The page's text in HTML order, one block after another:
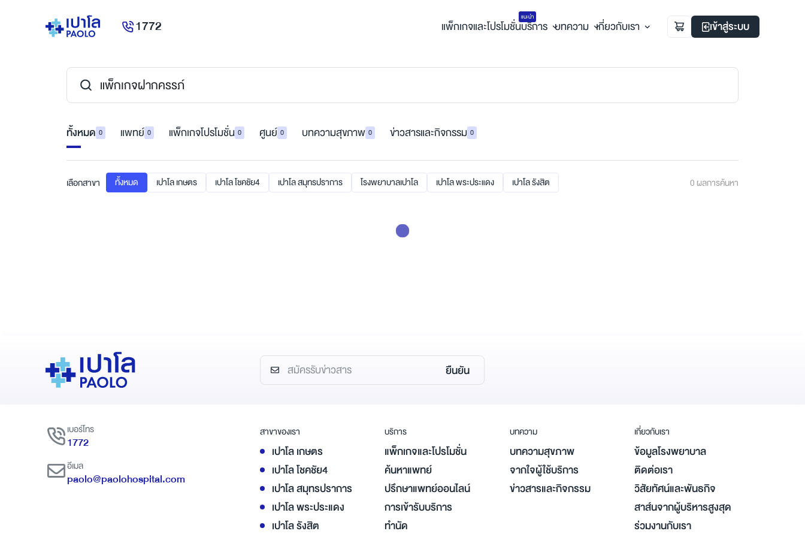
1772 แพ็กเกจและโปรโมชั่น
แนะนำ
บริการ บทความ เกี่ยวกับเรา เข้าสู่ระบบ
ทั้งหมด 0 แพทย์ 0 แพ็กเกจโปรโมชั่น 0 ศูนย์ 0 บทความสุขภาพ 0 ข่าวสารและกิจกรรม 0
เลือกสาขา ทั้งหมด เปาโล เกษตร เปาโล โชคชัย4 เปาโล สมุทรปราการ โรงพยาบาลเปาโล เปาโล พระประแดง เปาโล รังสิต 0 ผลการค้นหา
ยืนยัน
เบอร์โทร
1772
อีเมล
paolo@paolohospital.com
สาขาของเรา
เปาโล เกษตร
เปาโล โชคชัย4
เปาโล สมุทรปราการ
เปาโล พระประแดง
เปาโล รังสิต
บริการ
แพ็กเกจและโปรโมชั่น
ค้นหาแพทย์
ปรึกษาแพทย์ออนไลน์
การเข้ารับบริการ
ทำนัด
บทความ
บทความสุขภาพ
จากใจผู้ใช้บริการ
ข่าวสารและกิจกรรม
เกี่ยวกับเรา
ข้อมูลโรงพยาบาล
ติดต่อเรา
วิสัยทัศน์และพันธกิจ
สาส์นจากผู้บริหารสูงสุด
ร่วมงานกับเรา